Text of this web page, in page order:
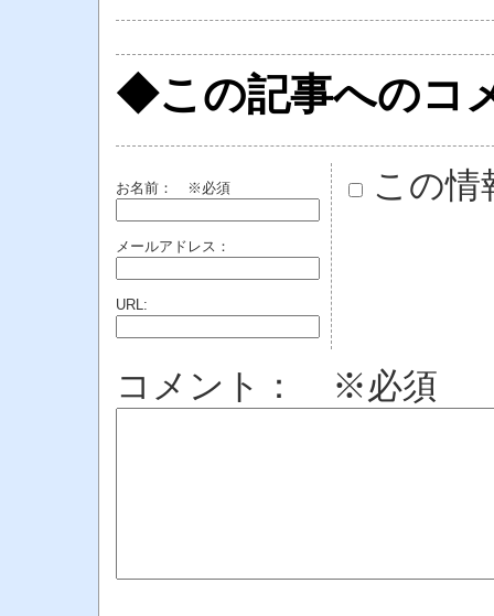
◆この記事へのコ
お名前： ※必須
メールアドレス：
URL:
この情
コメント： ※必須